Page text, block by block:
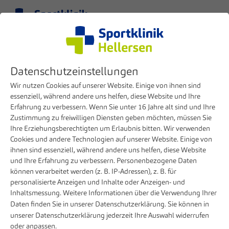
Skoliose
Skoliose
Datenschutzeinstellungen
Wir nutzen Cookies auf unserer Website. Einige von ihnen sind
essenziell, während andere uns helfen, diese Website und Ihre
Erfahrung zu verbessern. Wenn Sie unter 16 Jahre alt sind und Ihre
Zustimmung zu freiwilligen Diensten geben möchten, müssen Sie
Ihre Erziehungsberechtigten um Erlaubnis bitten. Wir verwenden
Cookies und andere Technologien auf unserer Website. Einige von
ihnen sind essenziell, während andere uns helfen, diese Website
und Ihre Erfahrung zu verbessern. Personenbezogene Daten
können verarbeitet werden (z. B. IP-Adressen), z. B. für
personalisierte Anzeigen und Inhalte oder Anzeigen- und
Inhaltsmessung. Weitere Informationen über die Verwendung Ihrer
Daten finden Sie in unserer Datenschutzerklärung. Sie können in
unserer Datenschutzerklärung jederzeit Ihre Auswahl widerrufen
oder anpassen.